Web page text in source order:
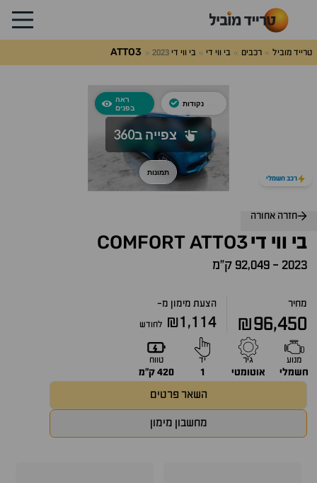
טרייד מוביל רכבים בי ווי די בי ווי די ATTO3 2023
חזרה אחורה
בי ווי דיATTO3
COMFORT
2023
- 92,049 ק״מ
מחיר
₪96,450
הצעת מימון מ-
₪1,114 לחודש
מנוע
חשמלי
גיר
אוטומטי
יד
1
טווח
420 ק״מ
השאר פרטים
מחשבון מימון
רכב חשמלי